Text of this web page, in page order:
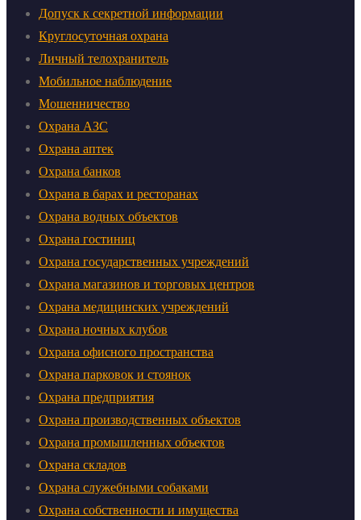
Допуск к секретной информации
Круглосуточная охрана
Личный телохранитель
Мобильное наблюдение
Мошенничество
Охрана АЗС
Охрана аптек
Охрана банков
Охрана в барах и ресторанах
Охрана водных объектов
Охрана гостиниц
Охрана государственных учреждений
Охрана магазинов и торговых центров
Охрана медицинских учреждений
Охрана ночных клубов
Охрана офисного пространства
Охрана парковок и стоянок
Охрана предприятия
Охрана производственных объектов
Охрана промышленных объектов
Охрана складов
Охрана служебными собаками
Охрана собственности и имущества